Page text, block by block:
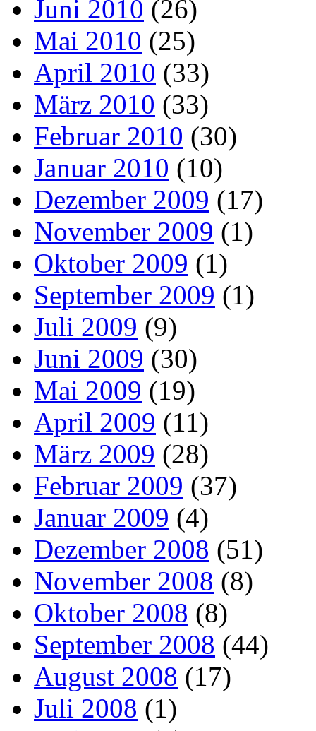
Juni 2010 (26)
Mai 2010 (25)
April 2010 (33)
März 2010 (33)
Februar 2010 (30)
Januar 2010 (10)
Dezember 2009 (17)
November 2009 (1)
Oktober 2009 (1)
September 2009 (1)
Juli 2009 (9)
Juni 2009 (30)
Mai 2009 (19)
April 2009 (11)
März 2009 (28)
Februar 2009 (37)
Januar 2009 (4)
Dezember 2008 (51)
November 2008 (8)
Oktober 2008 (8)
September 2008 (44)
August 2008 (17)
Juli 2008 (1)